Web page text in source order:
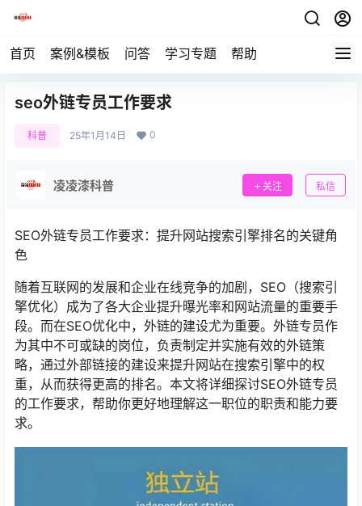
首页 案例&模板 问答 学习专题 帮助
seo外链专员工作要求
科普 25年1月14日 0
凌凌漆科普 关注 私信
SEO外链专员工作要求：提升网站搜索引擎排名的关键角
色
随着互联网的发展和企业在线竞争的加剧，SEO（搜索引
擎优化）成为了各大企业提升曝光率和网站流量的重要手
段。而在SEO优化中，外链的建设尤为重要。外链专员作
为其中不可或缺的岗位，负责制定并实施有效的外链策
略，通过外部链接的建设来提升网站在搜索引擎中的权
重，从而获得更高的排名。本文将详细探讨SEO外链专员
的工作要求，帮助你更好地理解这一职位的职责和能力要
求。